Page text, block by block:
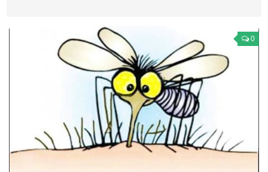
Традиции
Здоровый образ жизни
Сам себе доктор
0